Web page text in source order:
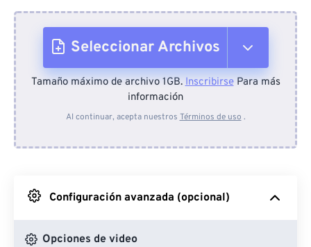
Seleccionar Archivos
Desde el dispositivo
Desde Google Drive
Desde OneDrive
Tamaño máximo de archivo 1GB.InscribirsePara más
información
Al continuar, acepta nuestros Términos de uso .
Configuración avanzada (opcional)
Opciones de video